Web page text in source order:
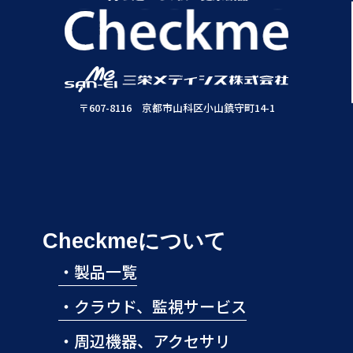
〒607-8116 京都市山科区小山鎮守町14-1
Checkmeについて
・ 製品一覧
・ クラウド、監視サービス
・ 周辺機器、アクセサリ